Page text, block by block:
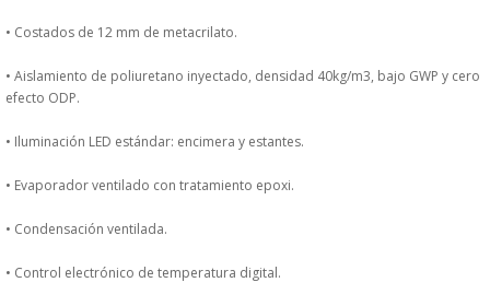
COMPLEMENTOS DE MESA
CRISTALERIA
CUBIERTOS
ELECTRODOM�STICOS
• Costados de 12 mm de metacrilato.
• Aislamiento de poliuretano inyectado, densidad 40kg/m3, bajo GWP y cero
efecto ODP.
• Iluminación LED estándar: encimera y estantes.
• Evaporador ventilado con tratamiento epoxi.
• Condensación ventilada.
• Control electrónico de temperatura digital.